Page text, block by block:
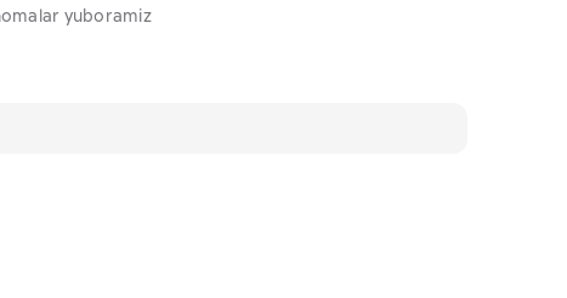
yuboramiz